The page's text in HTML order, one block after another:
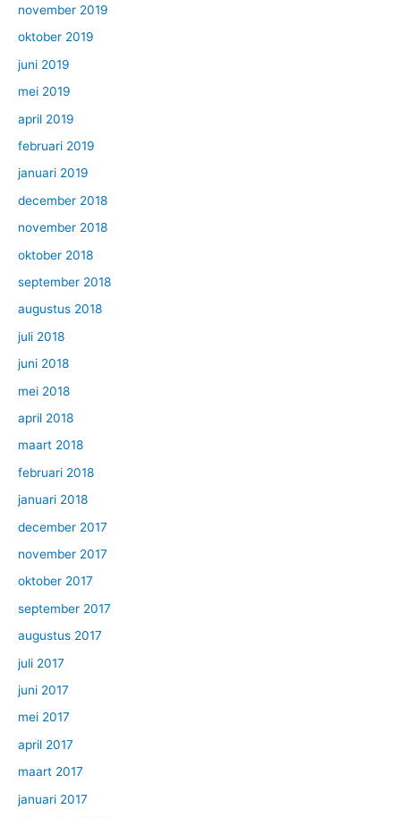
november 2019
oktober 2019
juni 2019
mei 2019
april 2019
februari 2019
januari 2019
december 2018
november 2018
oktober 2018
september 2018
augustus 2018
juli 2018
juni 2018
mei 2018
april 2018
maart 2018
februari 2018
januari 2018
december 2017
november 2017
oktober 2017
september 2017
augustus 2017
juli 2017
juni 2017
mei 2017
april 2017
maart 2017
januari 2017